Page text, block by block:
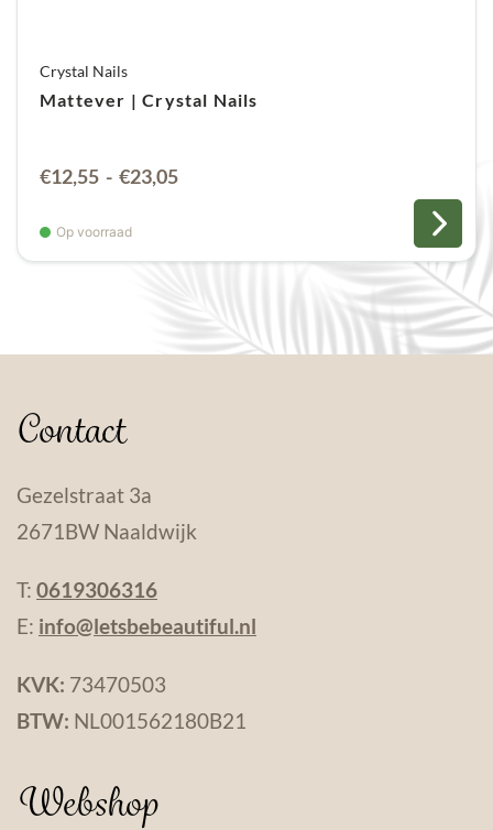
Crystal Nails
Mattever | Crystal Nails
€12,55 - €23,05
€23,05
Op voorraad
Contact
Gezelstraat 3a
2671BW Naaldwijk
T: 0619306316
E: info@letsbebeautiful.nl
KVK: 73470503
BTW: NL001562180B21
Webshop